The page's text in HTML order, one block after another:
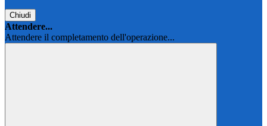
Chiudi
Attendere...
Attendere il completamento dell'operazione...